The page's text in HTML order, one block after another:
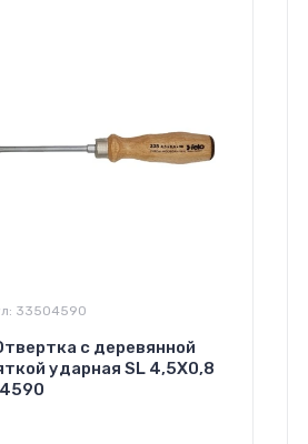
33504590
с деревянной
ударная SL 4,5Х0,8